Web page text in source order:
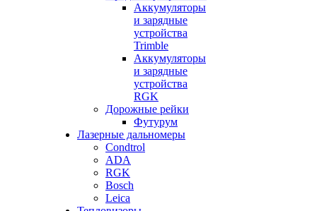
Аккумуляторы
и зарядные
устройства
Trimble
Аккумуляторы
и зарядные
устройства
RGK
Дорожные рейки
Футурум
Лазерные дальномеры
Condtrol
ADA
RGK
Bosch
Leica